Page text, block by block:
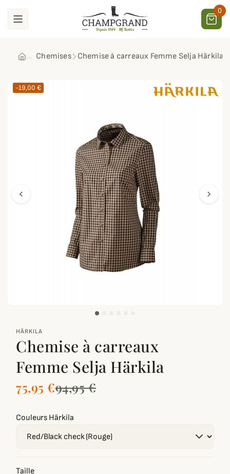
0
Chemises Chemise à carreaux Femme Selja Härkila
chevron_left chevron_right
-19,00 €
HÄRKILA
Chemise à carreaux
Femme Selja Härkila
75,95 €94,95 €
Couleurs Härkila
Taille